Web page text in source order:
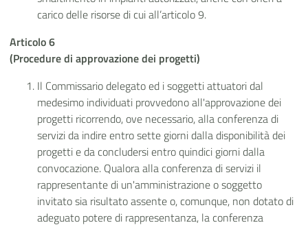
carico delle risorse di cui all’articolo 9.
Articolo 6
(Procedure di approvazione dei progetti)
Il Commissario delegato ed i soggetti attuatori dal
medesimo individuati provvedono all'approvazione dei
progetti ricorrendo, ove necessario, alla conferenza di
servizi da indire entro sette giorni dalla disponibilità dei
progetti e da concludersi entro quindici giorni dalla
convocazione. Qualora alla conferenza di servizi il
rappresentante di un'amministrazione o soggetto
invitato sia risultato assente o, comunque, non dotato di
adeguato potere di rappresentanza, la conferenza